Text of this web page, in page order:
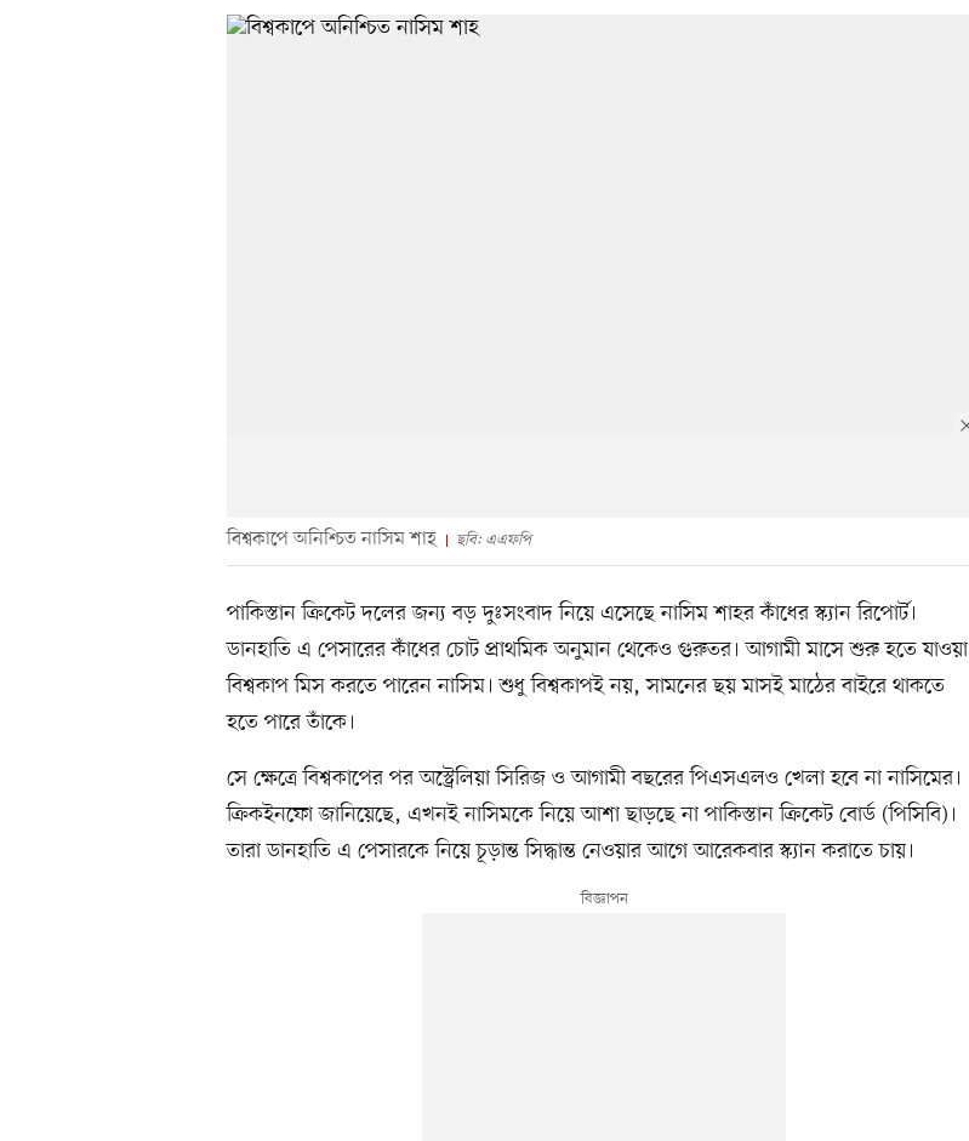
বিশ্বকাপে অনিশ্চিত নাসিম শাহ ছবি: এএফপি
পাকিস্তান ক্রিকেট দলের জন্য বড় দুঃসংবাদ নিয়ে এসেছে নাসিম শাহর কাঁধের স্ক্যান রিপোর্ট।
ডানহাতি এ পেসারের কাঁধের চোট প্রাথমিক অনুমান থেকেও গুরুতর। আগামী মাসে শুরু হতে যাওয়া
বিশ্বকাপ মিস করতে পারেন নাসিম। শুধু বিশ্বকাপই নয়, সামনের ছয় মাসই মাঠের বাইরে থাকতে
হতে পারে তাঁকে।
সে ক্ষেত্রে বিশ্বকাপের পর অস্ট্রেলিয়া সিরিজ ও আগামী বছরের পিএসএলও খেলা হবে না নাসিমের।
ক্রিকইনফো জানিয়েছে, এখনই নাসিমকে নিয়ে আশা ছাড়ছে না পাকিস্তান ক্রিকেট বোর্ড (পিসিবি)।
তারা ডানহাতি এ পেসারকে নিয়ে চূড়ান্ত সিদ্ধান্ত নেওয়ার আগে আরেকবার স্ক্যান করাতে চায়।